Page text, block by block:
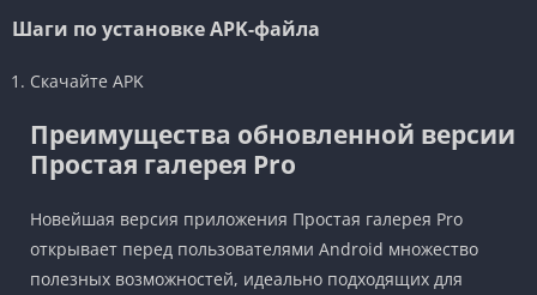
Шаги по установке APK-файла
Скачайте APK
Преимущества обновленной версии
Простая галерея Pro
Новейшая версия приложения Простая галерея Pro
открывает перед пользователями Android множество
полезных возможностей, идеально подходящих для